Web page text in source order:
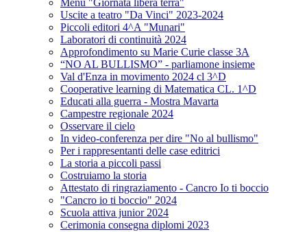
Menù "Giornata libera terra"
Uscite a teatro "Da Vinci" 2023-2024
Piccoli editori 4^A "Munari"
Laboratori di continuità 2024
Approfondimento su Marie Curie classe 3A
“NO AL BULLISMO” - parliamone insieme
Val d'Enza in movimento 2024 cl 3^D
Cooperative learning di Matematica CL. 1^D
Educati alla guerra - Mostra Mavarta
Campestre regionale 2024
Osservare il cielo
In video-conferenza per dire "No al bullismo"
Per i rappresentanti delle case editrici
La storia a piccoli passi
Costruiamo la storia
Attestato di ringraziamento - Cancro Io ti boccio
"Cancro io ti boccio" 2024
Scuola attiva junior 2024
Cerimonia consegna diplomi 2023